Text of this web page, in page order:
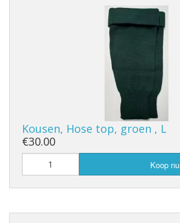
Kousen, Hose top, groen , L
€30.00
Koop nu